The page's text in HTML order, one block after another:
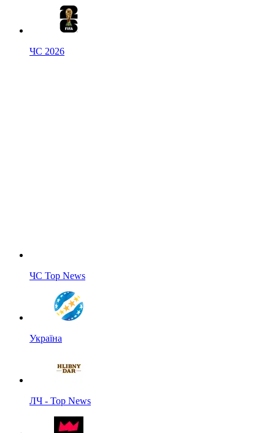
ЧС 2026
ЧС Top News
Україна
ЛЧ - Top News